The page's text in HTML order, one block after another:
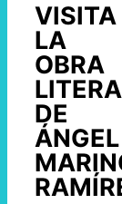
VISITA
LA
OBRA
DE
ÁNGEL